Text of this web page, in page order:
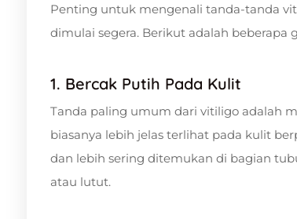
Penting untuk mengenali tanda-tanda
dimulai segera. Berikut adalah beberapa
1. Bercak Putih Pada Kulit
Tanda paling umum dari vitiligo adalah
biasanya lebih jelas terlihat pada kulit
dan lebih sering ditemukan di bagian
atau lutut.